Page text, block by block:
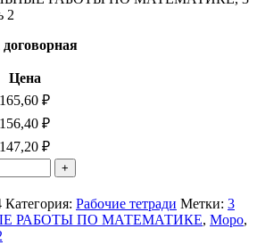
2
Цена
165,60 ₽
156,40 ₽
147,20 ₽
Категория: Рабочие тетради Метки: 3
РАБОТЫ ПО МАТЕМАТИКЕ, Моро,